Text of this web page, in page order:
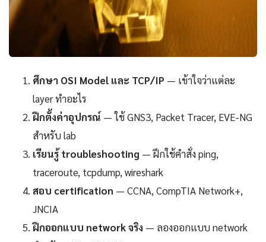
ศึกษา OSI Model และ TCP/IP — เข้าใจว่าแต่ละ
layer ทำอะไร
ฝึกตั้งค่าอุปกรณ์ — ใช้ GNS3, Packet Tracer, EVE-NG
สำหรับ lab
เรียนรู้ troubleshooting — ฝึกใช้คำสั่ง ping,
traceroute, tcpdump, wireshark
สอบ certification — CCNA, CompTIA Network+,
JNCIA
ฝึกออกแบบ network จริง — ลองออกแบบ network